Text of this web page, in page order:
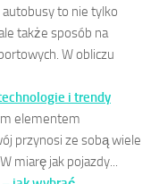
autobusy to nie tylko
także sposób na
W obliczu
i trendy
elementem
przynosi ze sobą wiele
miarę jak pojazdy...